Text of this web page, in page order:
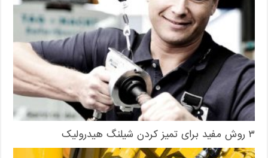
۳ روش مفید برای تمیز کردن شیلنگ هیدرولیک